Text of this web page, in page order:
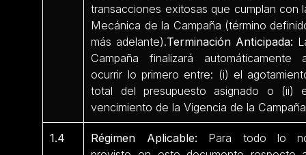
transacciones exitosas que cumplan con
Mecánica de la Campaña (término
más adelante).Terminación Anticipada:
Campaña finalizará automáticamente
ocurrir lo primero entre: (i) el
total del presupuesto asignado o (ii)
vencimiento de la Vigencia de la
1.4 Régimen Aplicable: Para todo lo